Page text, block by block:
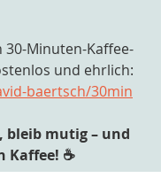
30-Minuten-Kaffee-
und ehrlich:
baertsch/30min
bleib mutig – und
Kaffee! ☕️